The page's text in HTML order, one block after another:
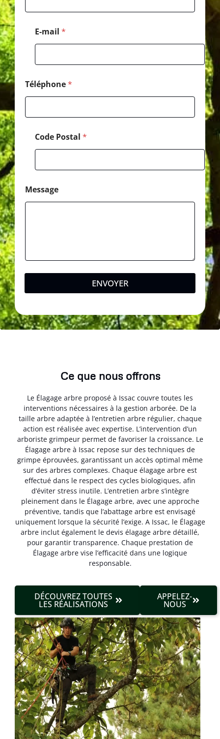
o
t
E-mail *
Téléphone*
Code Postal *
Message
ENVOYER
Ce que nous offrons
Le Élagage arbre proposé à Issac couvre toutes les
interventions nécessaires à la gestion arborée. De la
taille arbre adaptée à l’entretien arbre régulier, chaque
action est réalisée avec expertise. L’intervention d’un
arboriste grimpeur permet de favoriser la croissance. Le
Élagage arbre à Issac repose sur des techniques de
grimpe éprouvées, garantissant un accès optimal même
sur des arbres complexes. Chaque élagage arbre est
effectué dans le respect des cycles biologiques, afin
d’éviter stress inutile. L’entretien arbre s’intègre
pleinement dans le Élagage arbre, avec une approche
préventive, tandis que l’abattage arbre est envisagé
uniquement lorsque la sécurité l’exige. A Issac, le Élagage
arbre inclut également le devis élagage arbre détaillé,
pour garantir transparence. Chaque prestation de
Élagage arbre vise l’efficacité dans une logique
responsable.
DÉCOUVREZ TOUTES
LES RÉALISATIONS
APPELEZ-
NOUS